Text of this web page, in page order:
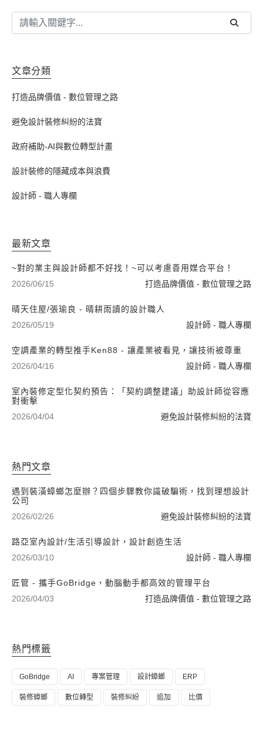
文章分類
打造品牌價值 - 數位管理之路
避免設計裝修糾紛的法寶
政府補助-AI與數位轉型計畫
設計裝修的隱藏成本與浪費
設計師 - 職人專欄
最新文章
~對的業主與設計師都不好找！~可以考慮善用媒合平台！
2026/06/15
打造品牌價值 - 數位管理之路
晴天住屋/張瑜良 - 晴耕雨讀的設計職人
2026/05/19
設計師 - 職人專欄
空調產業的轉型推手Ken88 - 讓產業被看見，讓技術被尊重
2026/04/16
設計師 - 職人專欄
室內裝修定型化契約預告：「契約調整建議」助設計師從容應
對衝擊
2026/04/04
避免設計裝修糾紛的法寶
熱門文章
遇到裝潢蟑螂怎麼辦？四個步驟教你識破騙術，找到理想設計
公司
2026/02/26
避免設計裝修糾紛的法寶
路亞室內設計/生活引導設計，設計創造生活
2026/03/10
設計師 - 職人專欄
匠管 - 攜手GoBridge，動腦動手都高效的管理平台
2026/04/03
打造品牌價值 - 數位管理之路
熱門標籤
GoBridge AI 專案管理 設計蟑螂 ERP
裝修蟑螂 數位轉型 裝修糾紛 追加 比價